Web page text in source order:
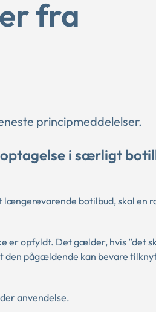
fra
principmeddelelser.
i særligt
længerevarende botilbud, skal en
er opfyldt. Det gælder, hvis ”det
pågældende kan bevare
anvendelse.